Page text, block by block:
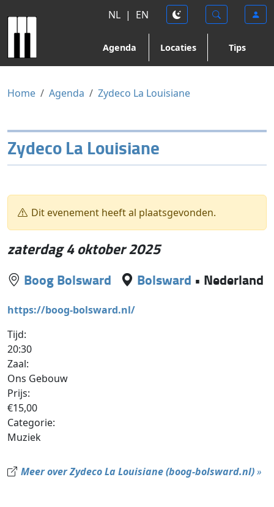
NL | EN
Agenda Locaties Tips
Home Agenda Zydeco La Louisiane
Zydeco La Louisiane
Dit evenement heeft al plaatsgevonden.
zaterdag 4 oktober 2025
Boog Bolsward Bolsward • Nederland
https://boog-bolsward.nl/
Tijd:
20:30
Zaal:
Ons Gebouw
Prijs:
€15,00
Categorie:
Muziek
Meer over Zydeco La Louisiane (boog-bolsward.nl)»